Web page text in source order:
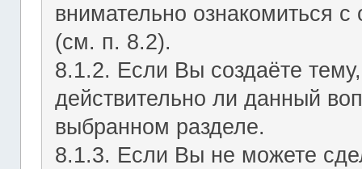
внимательно ознакомиться
(см. п. 8.2).
8.1.2. Если Вы создаёте
действительно ли данный
выбранном разделе.
8.1.3. Если Вы не можете